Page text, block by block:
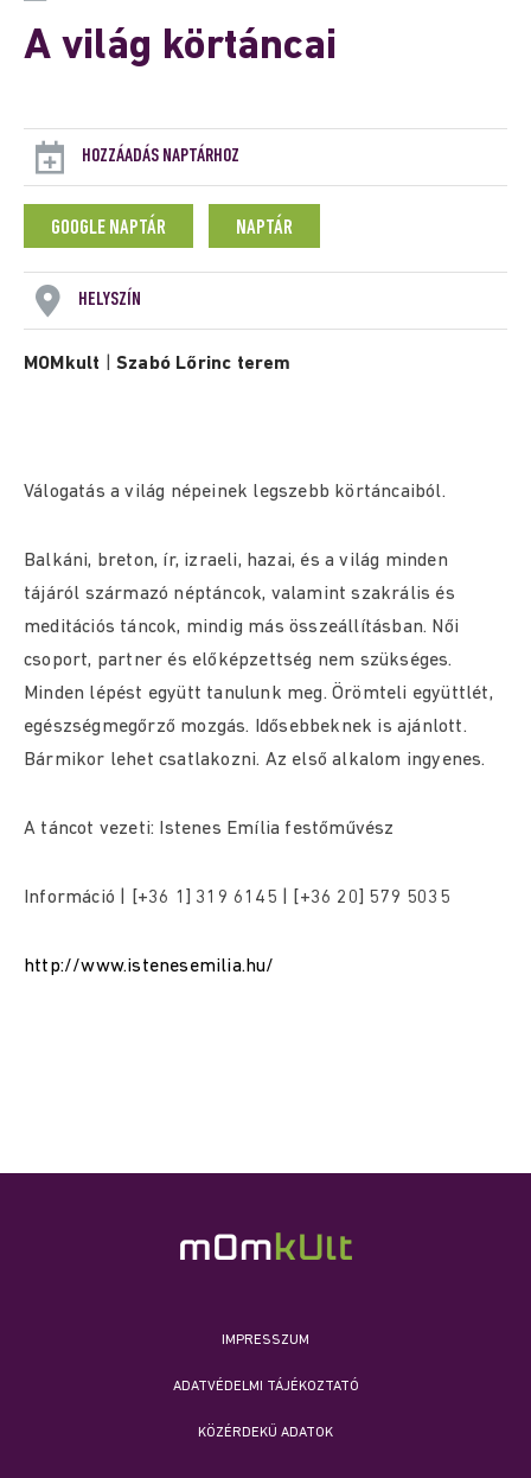
A világ körtáncai
HOZZÁADÁS NAPTÁRHOZ
GOOGLE NAPTÁR NAPTÁR
HELYSZÍN
MOMkult |Szabó Lőrinc terem
Válogatás a világ népeinek legszebb körtáncaiból.
Balkáni, breton, ír, izraeli, hazai, és a világ minden
tájáról származó néptáncok, valamint szakrális és
meditációs táncok, mindig más összeállításban. Női
csoport, partner és előképzettség nem szükséges.
Minden lépést együtt tanulunk meg. Örömteli együttlét,
egészségmegőrző mozgás. Idősebbeknek is ajánlott.
Bármikor lehet csatlakozni. Az első alkalom ingyenes.
A táncot vezeti: Istenes Emília festőművész
Információ | [+36 1] 319 6145 | [+36 20] 579 5035
http://www.istenesemilia.hu/
IMPRESSZUM
ADATVÉDELMI TÁJÉKOZTATÓ
KÖZÉRDEKŰ ADATOK